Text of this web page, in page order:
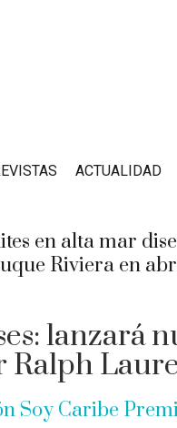
ACTUALIDAD
lanzará
Ralph
Soy Caribe